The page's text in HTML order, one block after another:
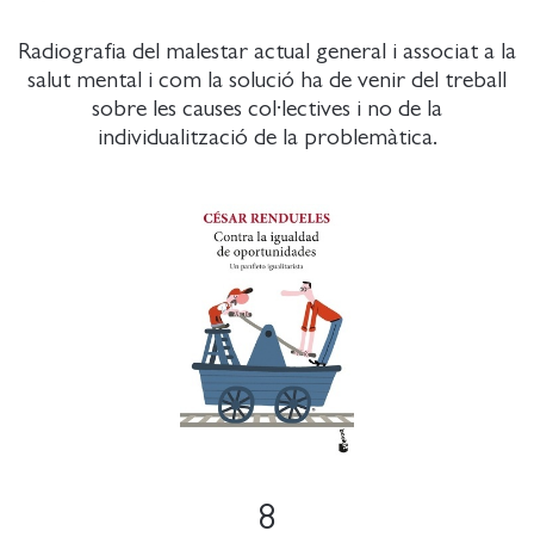
Radiografia del malestar actual general i associat a la
salut mental i com la solució ha de venir del treball
sobre les causes col·lectives i no de la
individualització de la problemàtica.
8